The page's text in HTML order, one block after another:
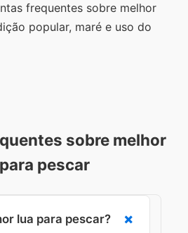
frequentes sobre melhor
popular, maré e uso do
sobre melhor
pescar
lua para pescar?